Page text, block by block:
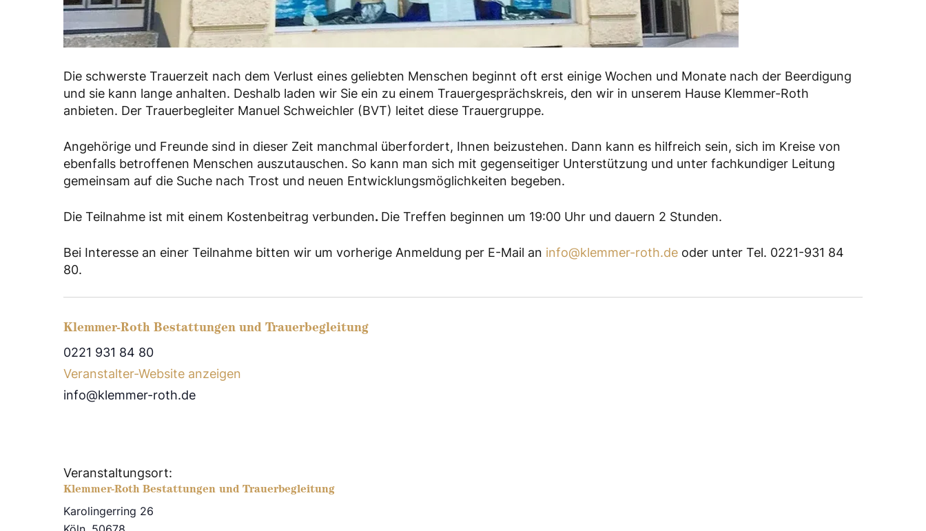
Die schwerste Trauerzeit nach dem Verlust eines geliebten Menschen beginnt oft erst einige Wochen und Monate nach der Beerdigung
und sie kann lange anhalten. Deshalb laden wir Sie ein zu einem Trauergesprächskreis, den wir in unserem Hause Klemmer-Roth
anbieten. Der Trauerbegleiter Manuel Schweichler (BVT) leitet diese Trauergruppe.
Angehörige und Freunde sind in dieser Zeit manchmal überfordert, Ihnen beizustehen. Dann kann es hilfreich sein, sich im Kreise von
ebenfalls betroffenen Menschen auszutauschen. So kann man sich mit gegenseitiger Unterstützung und unter fachkundiger Leitung
gemeinsam auf die Suche nach Trost und neuen Entwicklungsmöglichkeiten begeben.
Die Teilnahme ist mit einem Kostenbeitrag verbunden. Die Treffen beginnen um 19:00 Uhr und dauern 2 Stunden.
Bei Interesse an einer Teilnahme bitten wir um vorherige Anmeldung per E-Mail an info@klemmer-roth.de oder unter Tel. 0221-931 84
80.
Klemmer-Roth Bestattungen und Trauerbegleitung
0221 931 84 80
Veranstalter-Website anzeigen
info@klemmer-roth.de
Veranstaltungsort:
Klemmer-Roth Bestattungen und Trauerbegleitung
Karolingerring 26